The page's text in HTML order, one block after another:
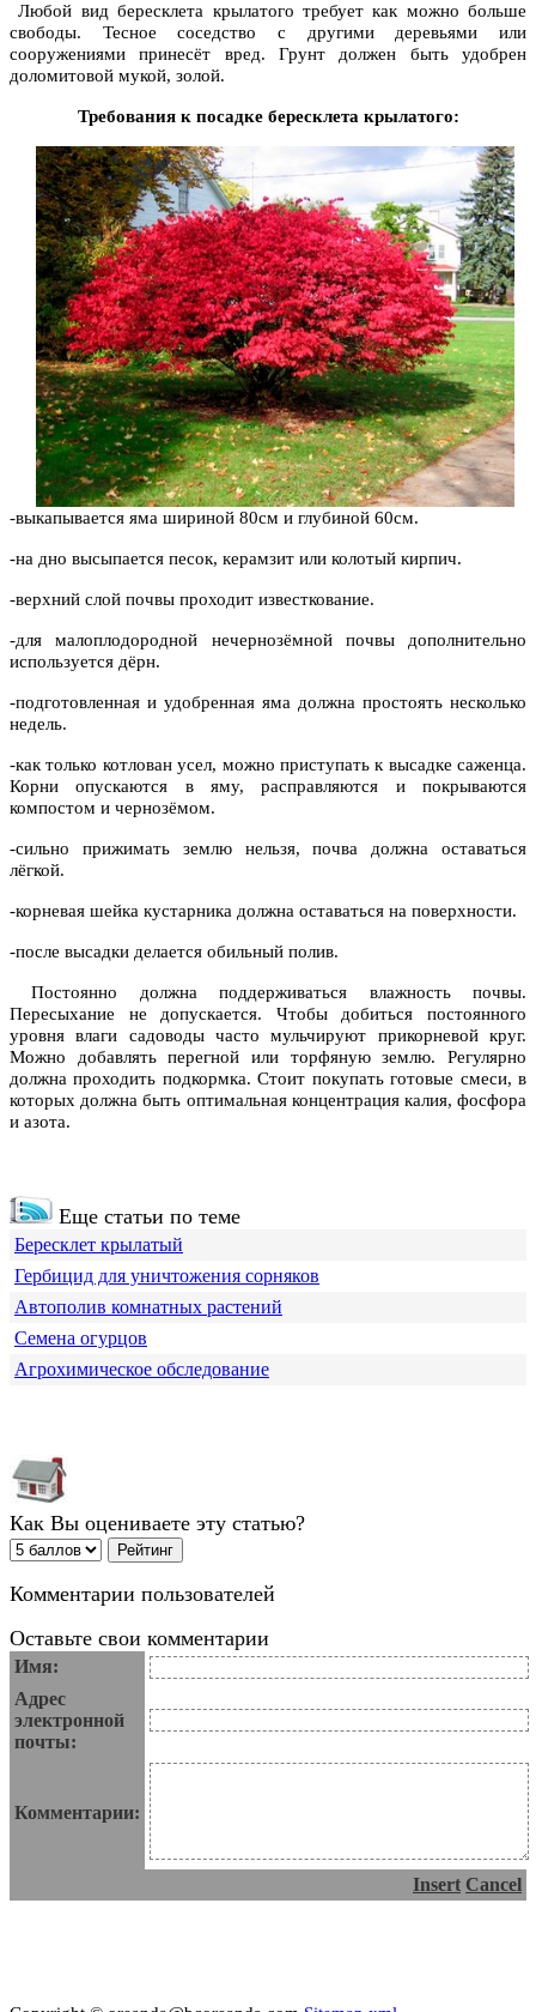
Любой вид бересклета крылатого требует как можно больше
свободы. Тесное соседство с другими деревьями или
сооружениями принесёт вред. Грунт должен быть удобрен
доломитовой мукой, золой.
Требования к посадке бересклета крылатого:
-выкапывается яма шириной 80см и глубиной 60см.
-на дно высыпается песок, керамзит или колотый кирпич.
-верхний слой почвы проходит известкование.
-для малоплодородной нечернозёмной почвы дополнительно
используется дёрн.
-подготовленная и удобренная яма должна простоять несколько
недель.
-как только котлован усел, можно приступать к высадке саженца.
Корни опускаются в яму, расправляются и покрываются
компостом и чернозёмом.
-сильно прижимать землю нельзя, почва должна оставаться
лёгкой.
-корневая шейка кустарника должна оставаться на поверхности.
-после высадки делается обильный полив.
Постоянно должна поддерживаться влажность почвы.
Пересыхание не допускается. Чтобы добиться постоянного
уровня влаги садоводы часто мульчируют прикорневой круг.
Можно добавлять перегной или торфяную землю. Регулярно
должна проходить подкормка. Стоит покупать готовые смеси, в
которых должна быть оптимальная концентрация калия, фосфора
и азота.
Еще статьи по теме
Бересклет крылатый
Гербицид для уничтожения сорняков
Автополив комнатных растений
Семена огурцов
Агрохимическое обследование
Как Вы оцениваете эту статью?
Комментарии пользователей
Оставьте свои комментарии
Имя:
Адрес
электронной
почты:
Комментарии:
Insert Cancel